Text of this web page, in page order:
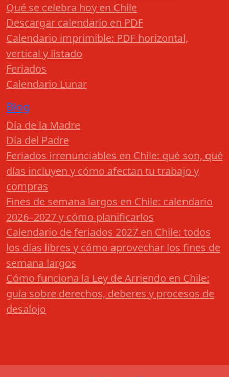
Qué se celebra hoy en Chile
Descargar calendario en PDF
Calendario imprimible: PDF horizontal,
vertical y listado
Feriados
Calendario Lunar
Blog
Día de la Madre
Día del Padre
Feriados irrenunciables en Chile: qué son, qué
días incluyen y cómo afectan tu trabajo y
compras
Fines de semana largos en Chile: calendario
2026–2027 y cómo planificarlos
Calendario de feriados 2027 en Chile: todos
los días libres y cómo aprovechar los fines de
semana largos
Cómo funciona la Ley de Arriendo en Chile:
guía sobre derechos, deberes y procesos de
desalojo